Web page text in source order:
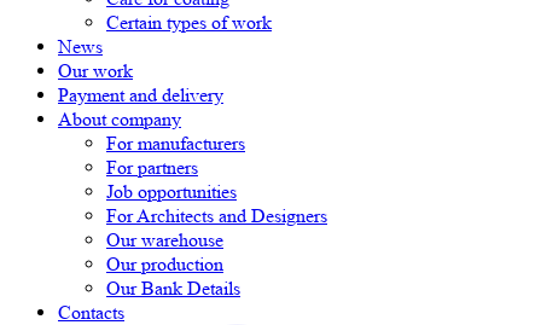
Certain types of work
News
Our work
Payment and delivery
About company
For manufacturers
For partners
Job opportunities
For Architects and Designers
Our warehouse
Our production
Our Bank Details
Contacts